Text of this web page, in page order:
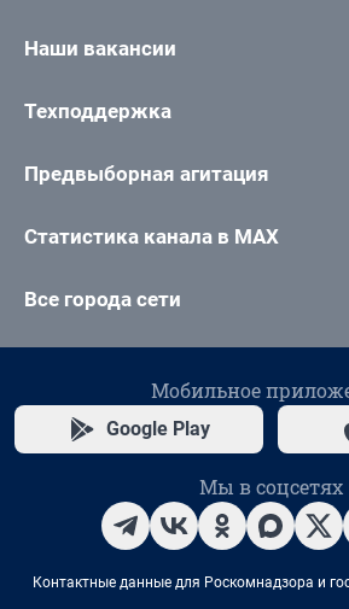
Наши вакансии
Техподдержка
Предвыборная агитация
Статистика канала в MAX
Все города сети
Мобильное
Google Play
Мы в соцсетях
Контактные данные для Роскомнадзора и